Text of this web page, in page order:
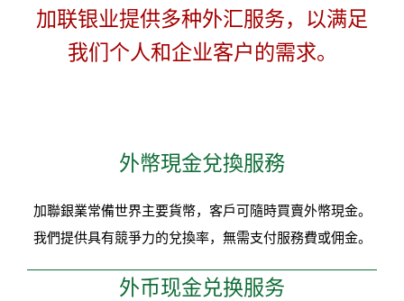
加联银业提供多种外汇服务，以满足
我们个人和企业客户的需求。
外幣現金兌換服務
加聯銀業常備世界主要貨幣，客戶可隨時買賣外幣現金。
我們提供具有競爭力的兌換率，無需支付服務費或佣金。
外币现金兑换服务